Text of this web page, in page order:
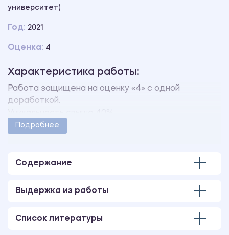
университет)
Год: 2021
Оценка: 4
Характеристика работы:
Работа защищена на оценку «4» с одной
доработкой.
Работа оформлена в соответствии с
В работе также имеется презентация,
Подробнее
Содержание
Выдержка из работы
Список литературы